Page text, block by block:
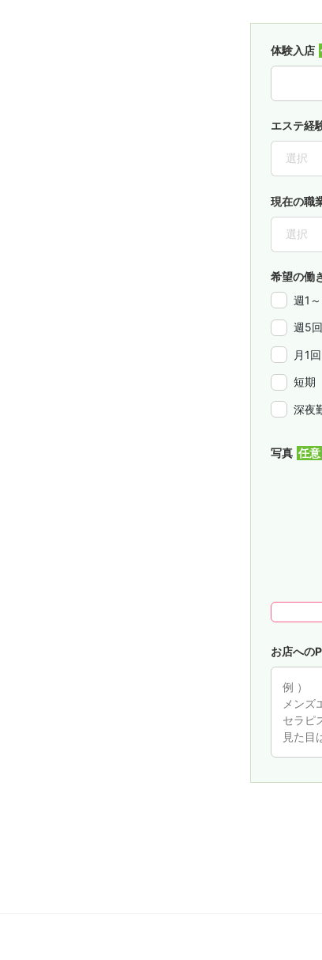
体験入店
エステ経
現在の職
希望の働
週1
週5
月1回
短期
深夜
写真
お店への